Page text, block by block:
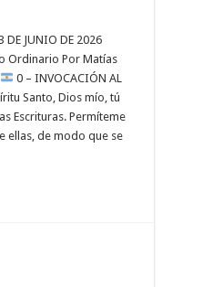
JUNIO DE 2026
Ordinario Por Matías
0 – INVOCACIÓN AL
Santo, Dios mío, tú
Escrituras. Permíteme
ellas, de modo que se